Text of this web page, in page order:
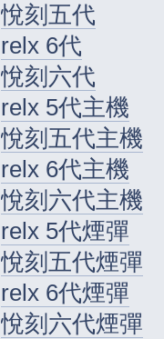
悅刻五代
relx 6代
悅刻六代
relx 5代主機
悅刻五代主機
relx 6代主機
悅刻六代主機
relx 5代煙彈
悅刻五代煙彈
relx 6代煙彈
悅刻六代煙彈